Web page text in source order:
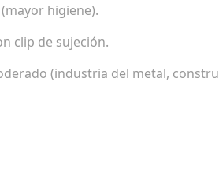
higiene).
clip de sujeción.
(industria del metal,